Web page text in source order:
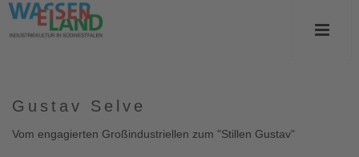
Gustav Selve
Vom engagierten Großindustriellen zum "Stillen Gustav"